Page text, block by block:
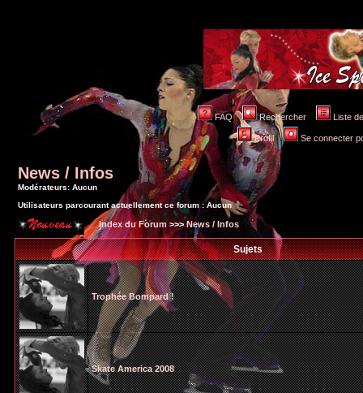
FAQ Rechercher Liste
Profil Se connecter
News / Infos
Modérateurs: Aucun
Utilisateurs parcourant actuellement ce forum : Aucun
Index du Forum >>>News / Infos
Sujets
Trophée Bompard !
Skate America 2008